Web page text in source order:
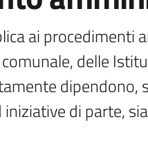
ai procedimenti
delle
dipendono,
di parte,